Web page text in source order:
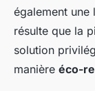
également une
résulte que la
solution
manière éco-